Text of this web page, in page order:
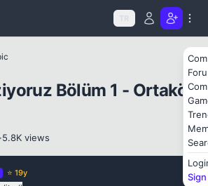
TR
Bölüm 1 - Ortaköy
·5.8K views
⭐ 19y